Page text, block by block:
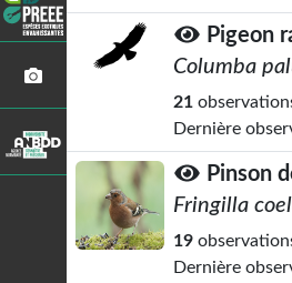
Pigeon
Columba
21
Dernière
Pinson
Fringilla
19
Dernière